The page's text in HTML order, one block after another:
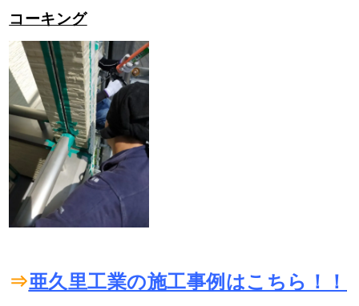
コーキング
⇒亜久里工業の施工事例はこちら！！